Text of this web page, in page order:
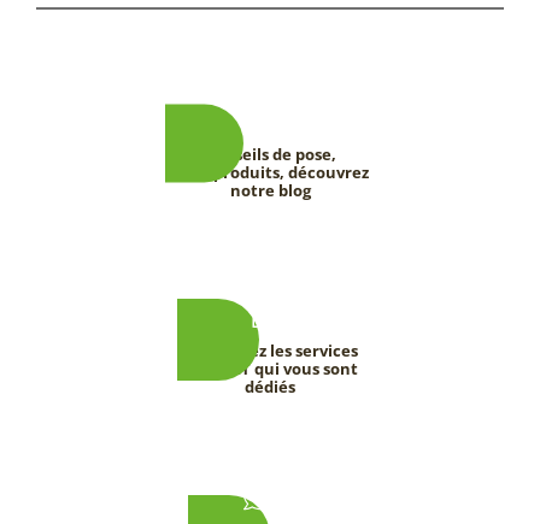
Conseils de pose,
tests produits, découvrez
notre blog
Découvrez les services
DEEVERT qui vous sont
dédiés